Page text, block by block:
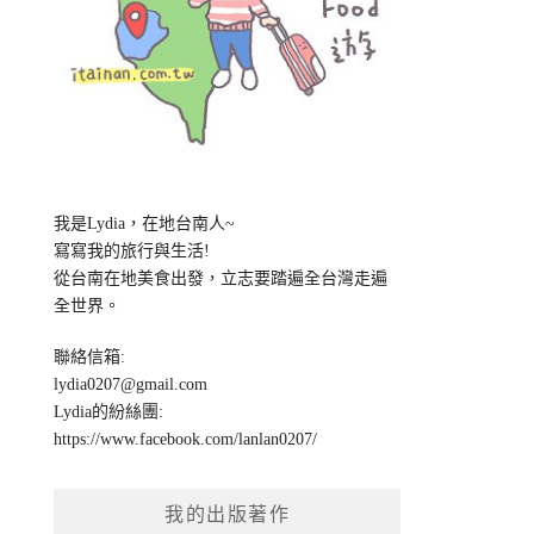
我是Lydia，在地台南人~
寫寫我的旅行與生活!
從台南在地美食出發，立志要踏遍全台灣走遍
全世界。
聯絡信箱:
lydia0207@gmail.com
Lydia的紛絲團:
https://www.facebook.com/lanlan0207/
我的出版著作